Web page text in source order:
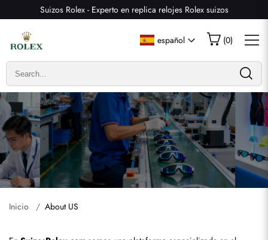
Suizos Rolex - Experto en replica relojes Rolex suizos
español (0)
Inicio About US